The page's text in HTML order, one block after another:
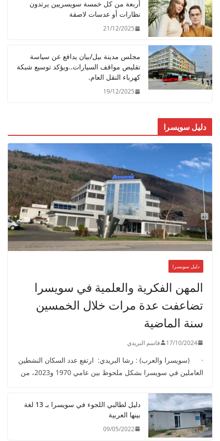
s
t
m
i
h
t
l
y
b
e
i
g
h
e
r
w
e
n
d
s
e
s
a
v
e
أربعة من كل خمسة سويسريين يرتدون
نظارات أو عدسات لاصقة
21/12/2025
مجلس مدينة بيل/بيان يدافع عن سياسة
تقليص مواقف السيارات..ويؤكد توسيع شبكة
كهرباء النقل العام.
19/12/2025
دليل سويسرا
دليل سويسرا
المهن الفكرية والعلمية في سويسرا
تضاعفت عدة مرات خلال الخمسين
سنة الماضية
17/10/2024 قاسم البريدي
· (سويسرا والعرب) : رشا البريدي: ارتفع عدد السكان النشطين
العاملين في سويسرا بشكل ملحوظ بين عامي 1970 و2023، من
دليل لطالبي اللجوء في سويسرا بـ 13 لغة
بينها العربية
09/05/2022